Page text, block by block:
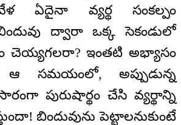
ఏదైనా వ్యర్థ సంకల్పం
ద్వారా ఒక్క సెకండులో
చెయ్యగలరా? ఇంతటి అభ్యాసం
సమయంలో, అప్పుడున్న
పురుషార్థం చేసి వ్యర్థాన్ని
బిందువును పెట్టాలనుకుంటే